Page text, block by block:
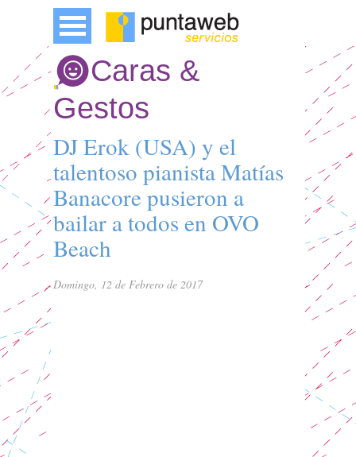
Caras &
Gestos
DJ Erok (USA) y el
talentoso pianista Matías
Banacore pusieron a
bailar a todos en OVO
Beach
Domingo, 12 de Febrero de 2017